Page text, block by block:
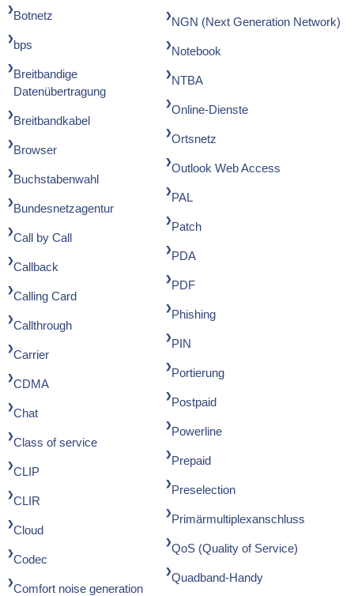
Botnetz
bps
Breitbandige
Datenübertragung
Breitbandkabel
Browser
Buchstabenwahl
Bundesnetzagentur
Call by Call
Callback
Calling Card
Callthrough
Carrier
CDMA
Chat
Class of service
CLIP
CLIR
Cloud
Codec
Comfort noise generation
NGN (Next Generation Network)
Notebook
NTBA
Online-Dienste
Ortsnetz
Outlook Web Access
PAL
Patch
PDA
PDF
Phishing
PIN
Portierung
Postpaid
Powerline
Prepaid
Preselection
Primärmultiplexanschluss
QoS (Quality of Service)
Quadband-Handy